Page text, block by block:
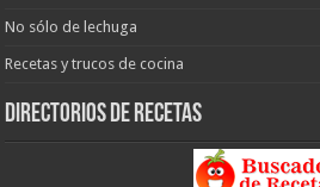
No sólo de lechuga
Recetas y trucos de cocina
Directorios de recetas